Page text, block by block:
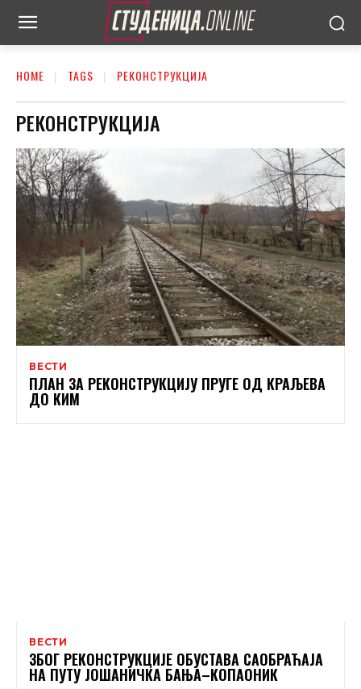
HOME TAGS РЕКОНСТРУКЦИЈА
РЕКОНСТРУКЦИЈА
ВЕСТИ
ПЛАН ЗА РЕКОНСТРУКЦИЈУ ПРУГЕ ОД КРАЉЕВА
ДО КИМ
ВЕСТИ
ЗБОГ РЕКОНСТРУКЦИЈЕ ОБУСТАВА САОБРАЋАЈА
НА ПУТУ ЈОШАНИЧКА БАЊА–КОПАОНИК